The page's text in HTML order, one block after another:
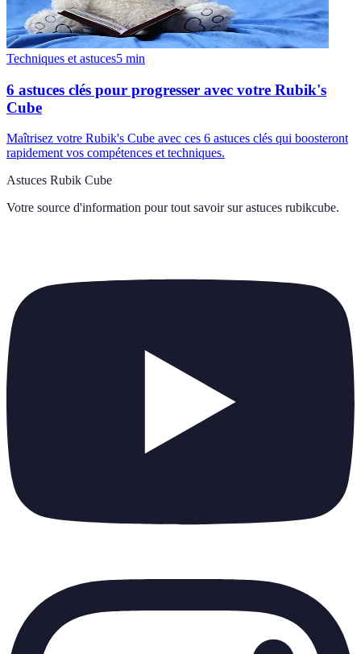
Techniques et astuces5 min
6 astuces clés pour progresser avec votre Rubik's
Cube
Maîtrisez votre Rubik's Cube avec ces 6 astuces clés qui boosteront
rapidement vos compétences et techniques.
Astuces Rubik Cube
Votre source d'information pour tout savoir sur astuces rubikcube.